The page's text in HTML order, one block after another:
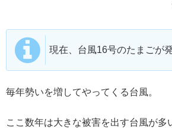
現在、台風16号のたまごが
毎年勢いを増してやってくる台風。
ここ数年は大きな被害を出す台風が多